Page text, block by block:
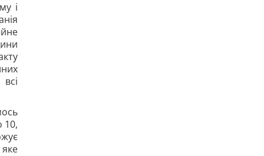
і
10,